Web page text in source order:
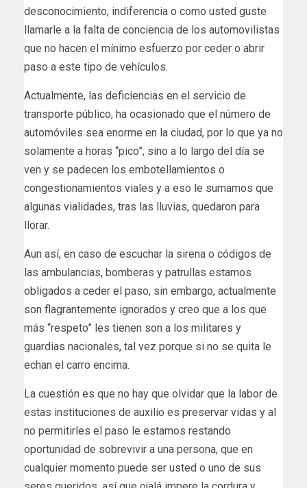
desconocimiento, indiferencia o como usted guste
llamarle a la falta de conciencia de los automovilistas
que no hacen el mínimo esfuerzo por ceder o abrir
paso a este tipo de vehículos.
Actualmente, las deficiencias en el servicio de
transporte público, ha ocasionado que el número de
automóviles sea enorme en la ciudad, por lo que ya no
solamente a horas “pico”, sino a lo largo del día se
ven y se padecen los embotellamientos o
congestionamientos viales y a eso le sumamos que
algunas vialidades, tras las lluvias, quedaron para
llorar.
Aun así, en caso de escuchar la sirena o códigos de
las ambulancias, bomberas y patrullas estamos
obligados a ceder el paso, sin embargo, actualmente
son flagrantemente ignorados y creo que a los que
más “respeto” les tienen son a los militares y
guardias nacionales, tal vez porque si no se quita le
echan el carro encima.
La cuestión es que no hay que olvidar que la labor de
estas instituciones de auxilio es preservar vidas y al
no permitirles el paso le estamos restando
oportunidad de sobrevivir a una persona, que en
cualquier momento puede ser usted o uno de sus